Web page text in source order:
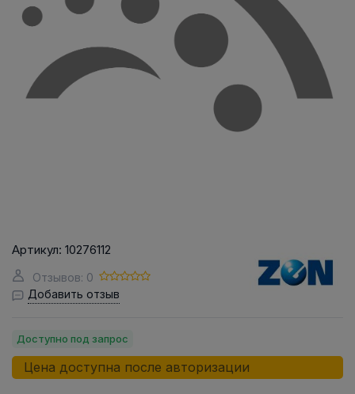
Артикул: 10276112
Отзывов: 0
Добавить отзыв
Доступно под запрос
Цена доступна после авторизации